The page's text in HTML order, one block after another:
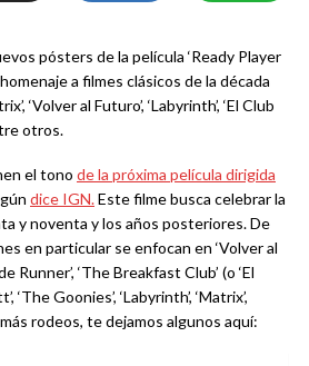
pósters de la película ‘Ready Player
a filmes clásicos de la década
‘Volver al Futuro’, ‘Labyrinth’, ‘El Club
otros.
el tono de la próxima película dirigida
dice IGN.Este filme busca celebrar la
y noventa y los años posteriores. De
en particular se enfocan en ‘Volver al
Runner’, ‘The Breakfast Club’ (o ‘El
‘The Goonies’, ‘Labyrinth’, ‘Matrix’,
más rodeos, te dejamos algunos aquí: